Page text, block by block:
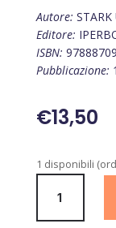
Autore: STARK
Editore:
ISBN:
Pubblicazione:
€13,50
1 disponibili
MAGICHE
DEL